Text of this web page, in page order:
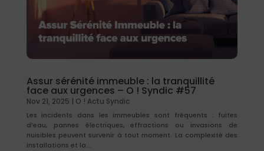
Assur sérénité immeuble : la tranquillité
face aux urgences – O ! Syndic #57
Nov 21, 2025 | O ! Actu Syndic
Les incidents dans les immeubles sont fréquents : fuites
d’eau, pannes électriques, effractions ou invasions de
nuisibles peuvent survenir à tout moment. La complexité des
installations et la...